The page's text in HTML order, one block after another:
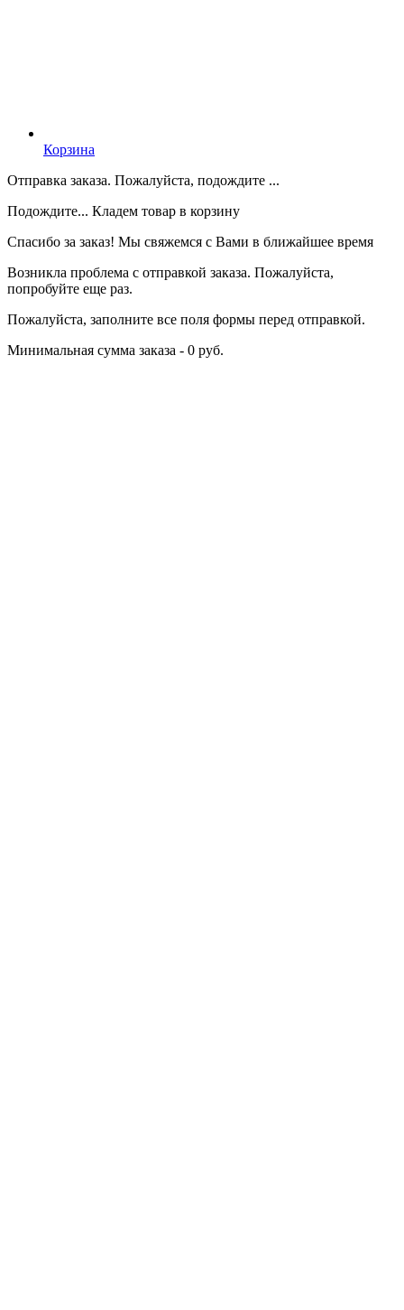
Корзина
Отправка заказа. Пожалуйста, подождите ...
Подождите... Кладем товар в корзину
Спасибо за заказ! Мы свяжемся с Вами в ближайшее время
Возникла проблема с отправкой заказа. Пожалуйста,
попробуйте еще раз.
Пожалуйста, заполните все поля формы перед отправкой.
Минимальная сумма заказа - 0 руб.